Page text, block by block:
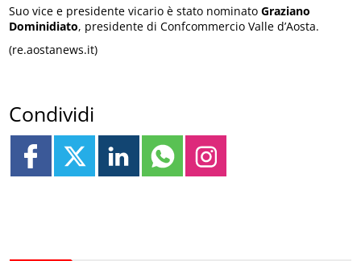
Suo vice e presidente vicario è stato nominatoGraziano
Dominidiato, presidente di Confcommercio Valle d’Aosta.
(re.aostanews.it)
Condividi